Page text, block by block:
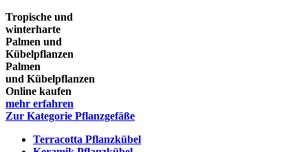
Tropische und
winterharte
Palmen und
Kübelpflanzen
Palmen
und Kübelpflanzen
Online kaufen
mehr erfahren
Zur Kategorie Pflanzgefäße
Terracotta Pflanzkübel